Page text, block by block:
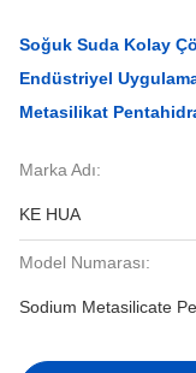
Soğuk Suda Kolay
Endüstriyel
Metasilikat
Marka Adı:
KE HUA
Model Numarası:
Sodium Metasilicate